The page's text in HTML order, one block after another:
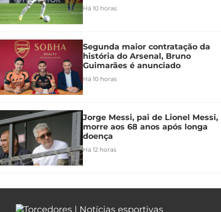
Há 10 horas
Segunda maior contratação da
história do Arsenal, Bruno
Guimarães é anunciado
Há 10 horas
Jorge Messi, pai de Lionel Messi,
morre aos 68 anos após longa
doença
Há 12 horas